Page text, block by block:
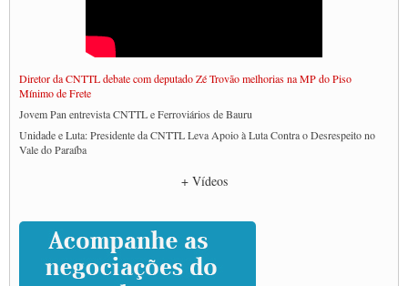
Diretor da CNTTL debate com deputado Zé Trovão melhorias na MP do Piso
Mínimo de Frete
Jovem Pan entrevista CNTTL e Ferroviários de Bauru
Unidade e Luta: Presidente da CNTTL Leva Apoio à Luta Contra o Desrespeito no
Vale do Paraíba
Caminhoneiros prometem paralisação e cobram diálogo com Lula
CNTTL e lideranças de caminhoneiros participam de debate sobre saúde nas
rodovias
Paulinho e Litti debatem política global para transporte rodoviário de cargas na
+ Vídeos